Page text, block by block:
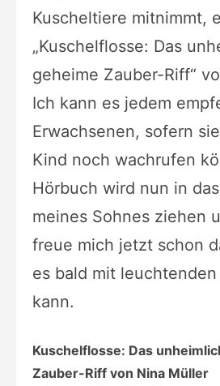
Kuscheltiere mitnimmt,
„Kuschelflosse: Das
geheime Zauber-Riff“
Ich kann es jedem
Erwachsenen, sofern
Kind noch wachrufen
Hörbuch wird nun in
meines Sohnes ziehen
freue mich jetzt schon
es bald mit
kann.
Kuschelflosse: Das
Zauber-Riff von Nina Müller